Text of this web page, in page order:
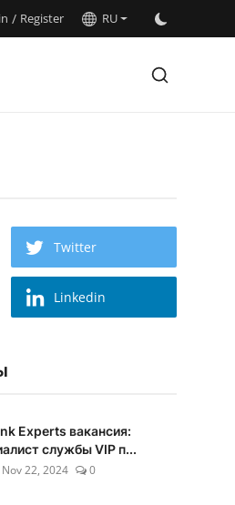
/ Register RU
Twitter
Linkedin
Experts вакансия:
службы VIP п...
Nov 22, 2024 0